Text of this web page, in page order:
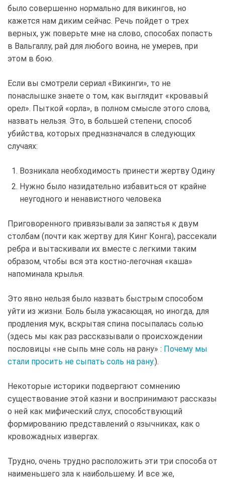
было совершенно нормально для викингов, но
кажется нам диким сейчас. Речь пойдет о трех
верных, уж поверьте мне на слово, способах попасть
в Вальгаллу, рай для любого воина, не умерев, при
этом в бою.
Если вы смотрели сериал «Викинги», то не
понаслышке знаете о том, как выглядит «кровавый
орел». Пыткой «орла», в полном смысле этого слова,
назвать нельзя. Это, в большей степени, способ
убийства, которых предназначался в следующих
случаях:
Возникала необходимость принести жертву Одину
Нужно было назидательно избавиться от крайне
неугодного и ненавистного человека
Приговоренного привязывали за запястья к двум
столбам (почти как жертву для Кинг Конга), рассекали
ребра и вытаскивали их вместе с легкими таким
образом, чтобы вся эта костно-легочная «каша»
напоминала крылья.
Это явно нельзя было назвать быстрым способом
уйти из жизни. Боль была ужасающая, но иногда, для
продления мук, вскрытая спина посыпалась солью
(здесь мы как раз рассказывали о происхождении
пословицы «не сыпь мне соль на рану» : Почему мы
стали просить не сыпать соль на рану.).
Некоторые историки подвергают сомнению
существование этой казни и воспринимают рассказы
о ней как мифический слух, способствующий
формированию представлений о язычниках, как о
кровожадных извергах.
Трудно, очень трудно расположить эти три способа от
наименьшего зла к наибольшему. И все же,